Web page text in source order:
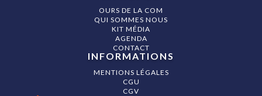
OURS DE LA COM
QUI SOMMES NOUS
KIT MÉDIA
AGENDA
CONTACT
INFORMATIONS
MENTIONS LÉGALES
CGU
CGV